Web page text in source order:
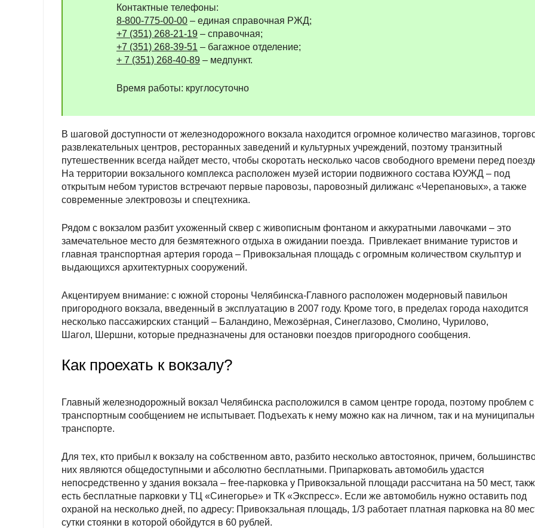
Контактные телефоны:
8-800-775-00-00 – единая справочная РЖД;
+7 (351) 268-21-19 – справочная;
+7 (351) 268-39-51 – багажное отделение;
+ 7 (351) 268-40-89 – медпункт.
Время работы: круглосуточно
В шаговой доступности от железнодорожного вокзала находится огромное количество магазинов,
развлекательных центров, ресторанных заведений и культурных учреждений, поэтому транзитный
путешественник всегда найдет место, чтобы скоротать несколько часов свободного времени перед
На территории вокзального комплекса расположен музей истории подвижного состава ЮУЖД – под
открытым небом туристов встречают первые паровозы, паровозный дилижанс «Черепановых», а также
современные электровозы и спецтехника.
Рядом с вокзалом разбит ухоженный сквер с живописным фонтаном и аккуратными лавочками – это
замечательное место для безмятежного отдыха в ожидании поезда. Привлекает внимание туристов и
главная транспортная артерия города – Привокзальная площадь с огромным количеством скульптур и
выдающихся архитектурных сооружений.
Акцентируем внимание: с южной стороны Челябинска-Главного расположен модерновый павильон
пригородного вокзала, введенный в эксплуатацию в 2007 году. Кроме того, в пределах города находится
несколько пассажирских станций – Баландино, Межозёрная, Синеглазово, Смолино, Чурилово,
Шагол, Шершни, которые предназначены для остановки поездов пригородного сообщения.
Как проехать к вокзалу?
Главный железнодорожный вокзал Челябинска расположился в самом центре города, поэтому проблем с
транспортным сообщением не испытывает. Подъехать к нему можно как на личном, так и на
транспорте.
Для тех, кто прибыл к вокзалу на собственном авто, разбито несколько автостоянок, причем,
них являются общедоступными и абсолютно бесплатными. Припарковать автомобиль удастся
непосредственно у здания вокзала – free-парковка у Привокзальной площади рассчитана на 50 мест,
есть бесплатные парковки у ТЦ «Синегорье» и ТК «Экспресс». Если же автомобиль нужно оставить под
охраной на несколько дней, по адресу: Привокзальная площадь, 1/3 работает платная парковка на 80
сутки стоянки в которой обойдутся в 60 рублей.